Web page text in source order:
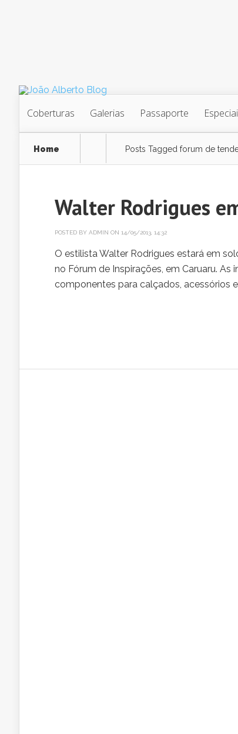
Coberturas Galerias Passaporte
Home Posts Tagged forum de
Walter Rodrigues
POSTED BY ADMIN ON 14/05/2013, 14:32
O estilista Walter Rodrigues estará em
no Fórum de Inspirações, em Caruaru.
componentes para calçados, acessórios